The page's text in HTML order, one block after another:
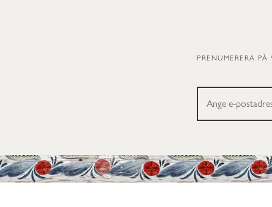
PRENUMERERA